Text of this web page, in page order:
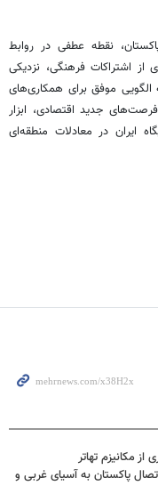
نقطه عطفی در روابط
اشتراکات فرهنگی، نزدیکی
موفق برای همکاری‌های
جدید اقتصادی، ابزار
ایران در معادلات منطقه‌ای
از مکانیزم تهاتر
پاکستان به آسیای غربی و